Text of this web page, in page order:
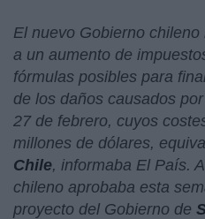
El nuevo Gobierno
a un aumento de
fórmulas posibles para
de los daños causados
27 de febrero, cuyos
millones de dólares,
Chile, informaba El País.
chileno aprobaba esta
proyecto del Gobierno de